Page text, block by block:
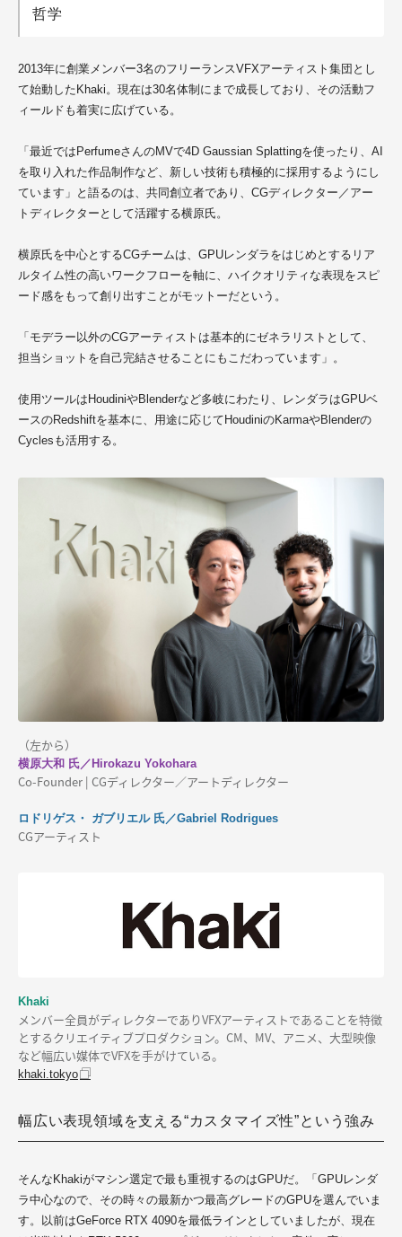
哲学
2013年に創業メンバー3名のフリーランスVFXアーティスト集団とし
て始動したKhaki。現在は30名体制にまで成長しており、その活動フ
ィールドも着実に広げている。
「最近ではPerfumeさんのMVで4D Gaussian Splattingを使ったり、AI
を取り入れた作品制作など、新しい技術も積極的に採用するようにし
ています」と語るのは、共同創立者であり、CGディレクター／アー
トディレクターとして活躍する横原氏。
横原氏を中心とするCGチームは、GPUレンダラをはじめとするリア
ルタイム性の高いワークフローを軸に、ハイクオリティな表現をスピ
ード感をもって創り出すことがモットーだという。
「モデラー以外のCGアーティストは基本的にゼネラリストとして、
担当ショットを自己完結させることにもこだわっています」。
使用ツールはHoudiniやBlenderなど多岐にわたり、レンダラはGPUベ
ースのRedshiftを基本に、用途に応じてHoudiniのKarmaやBlenderの
Cyclesも活用する。
（左から）
横原大和 氏／Hirokazu Yokohara
Co-Founder | CGディレクター／アートディレクター
ロドリゲス・ ガブリエル 氏／Gabriel Rodrigues
CGアーティスト
Khaki
メンバー全員がディレクターでありVFXアーティストであることを特徴
とするクリエイティブプロダクション。CM、MV、アニメ、大型映像
など幅広い媒体でVFXを手がけている。
khaki.tokyo
幅広い表現領域を支える“カスタマイズ性”という強み
そんなKhakiがマシン選定で最も重視するのはGPUだ。「GPUレンダ
ラ中心なので、その時々の最新かつ最高グレードのGPUを選んでいま
す。以前はGeForce RTX 4090を最低ラインとしていましたが、現在